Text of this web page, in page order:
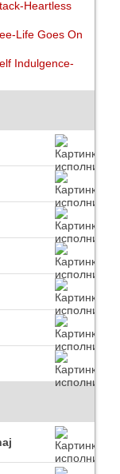
Heartless
Life Goes On
Indulgence-